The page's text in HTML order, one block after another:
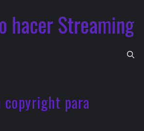
copyright para